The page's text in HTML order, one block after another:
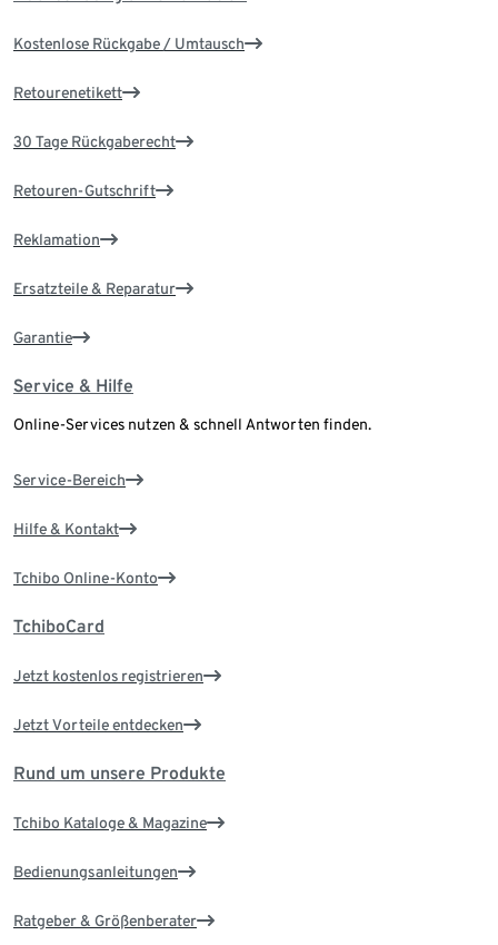
Kostenlose Rückgabe / Umtausch
Retourenetikett
30 Tage Rückgaberecht
Retouren-Gutschrift
Reklamation
Ersatzteile & Reparatur
Garantie
Service & Hilfe
Online-Services nutzen & schnell Antworten finden.
Service-Bereich
Hilfe & Kontakt
Tchibo Online-Konto
TchiboCard
Jetzt kostenlos registrieren
Jetzt Vorteile entdecken
Rund um unsere Produkte
Tchibo Kataloge & Magazine
Bedienungsanleitungen
Ratgeber & Größenberater